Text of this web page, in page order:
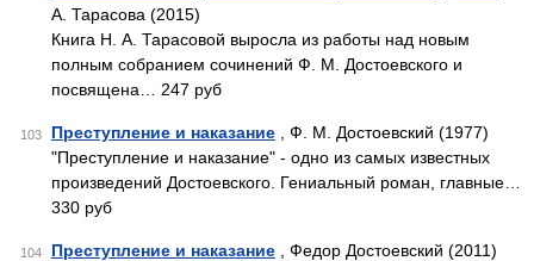
А. Тарасова (2015)
Книга Н. А. Тарасовой выросла из работы над новым
полным собранием сочинений Ф. М. Достоевского и
посвящена… 247 руб
103 Преступление и наказание , Ф. М. Достоевский (1977)
"Преступление и наказание" - одно из самых известных
произведений Достоевского. Гениальный роман, главные…
330 руб
104 Преступление и наказание , Федор Достоевский (2011)